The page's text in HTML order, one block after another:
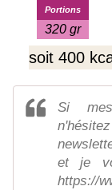
Portions
320 gr
soit 400
Si
et je
https://